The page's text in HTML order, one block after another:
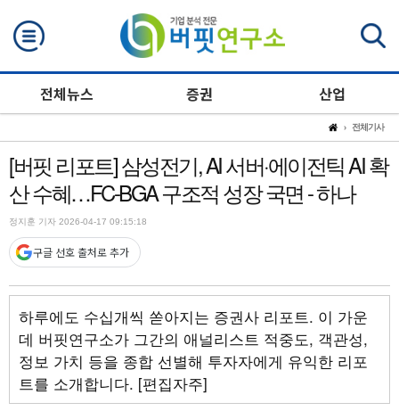
전체뉴스 증권 산업
전체기사
[버핏 리포트] 삼성전기, AI 서버·에이전틱 AI 확
산 수혜…FC-BGA 구조적 성장 국면 - 하나
정지훈 기자 2026-04-17 09:15:18
구글 선호 출처로 추가
하루에도 수십개씩 쏟아지는 증권사 리포트. 이 가운
데 버핏연구소가 그간의 애널리스트 적중도, 객관성,
정보 가치 등을 종합 선별해 투자자에게 유익한 리포
트를 소개합니다. [편집자주]
검색